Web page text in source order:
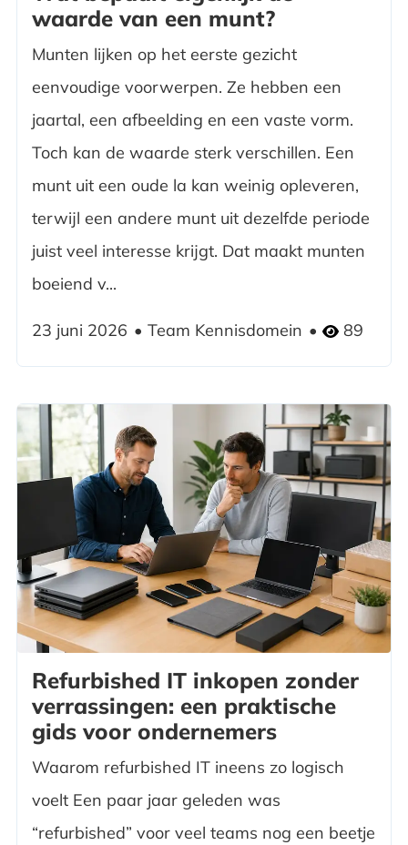
waarde van een munt?
Munten lijken op het eerste gezicht
eenvoudige voorwerpen. Ze hebben een
jaartal, een afbeelding en een vaste vorm.
Toch kan de waarde sterk verschillen. Een
munt uit een oude la kan weinig opleveren,
terwijl een andere munt uit dezelfde periode
juist veel interesse krijgt. Dat maakt munten
boeiend v...
23 juni 2026 Team Kennisdomein 89
Refurbished IT inkopen zonder
verrassingen: een praktische
gids voor ondernemers
Waarom refurbished IT ineens zo logisch
voelt Een paar jaar geleden was
“refurbished” voor veel teams nog een beetje